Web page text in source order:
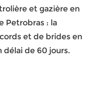
et gazière en
Petrobras : la
et de brides en
délai de 60 jours.